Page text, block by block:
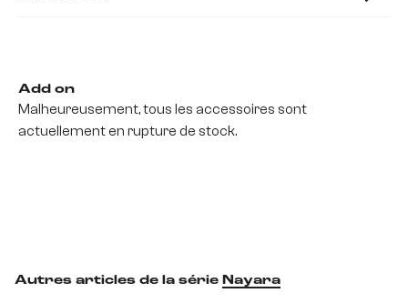
Add on
Malheureusement, tous les accessoires sont
actuellement en rupture de stock.
Autres articles de la série Nayara